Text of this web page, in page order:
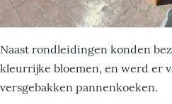
Naast rondleidingen konden
kleurrijke bloemen, en werd er
versgebakken pannenkoeken.